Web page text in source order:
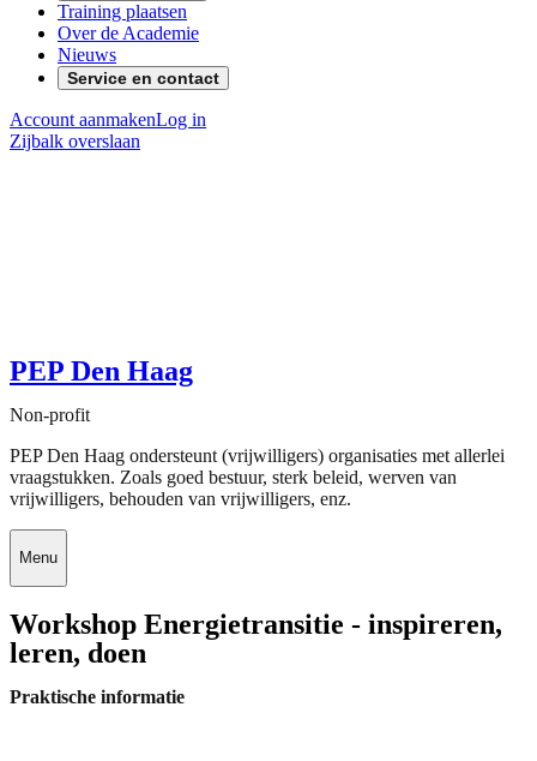
Training plaatsen
Over de Academie
Nieuws
Service en contact
Account aanmakenLog in
Zijbalk overslaan
PEP Den Haag
Non-profit
PEP Den Haag ondersteunt (vrijwilligers) organisaties met allerlei
vraagstukken. Zoals goed bestuur, sterk beleid, werven van
vrijwilligers, behouden van vrijwilligers, enz.
Menu
Workshop Energietransitie - inspireren,
leren, doen
Praktische informatie